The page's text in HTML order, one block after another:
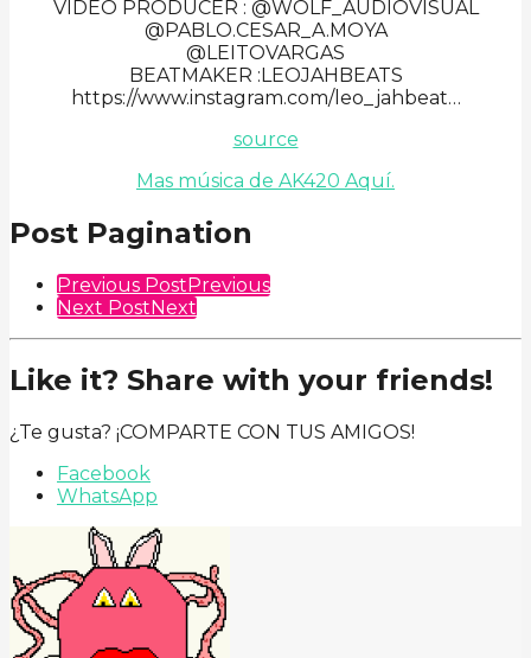
VIDEO PRODUCER : @WOLF_AUDIOVISUAL
@PABLO.CESAR_A.MOYA
@LEITOVARGAS
BEATMAKER :LEOJAHBEATS
https://www.instagram.com/leo_jahbeat…
source
Mas música de AK420 Aquí.
Post Pagination
Previous PostPrevious
Next PostNext
Like it? Share with your friends!
¿Te gusta? ¡COMPARTE CON TUS AMIGOS!
Facebook
WhatsApp